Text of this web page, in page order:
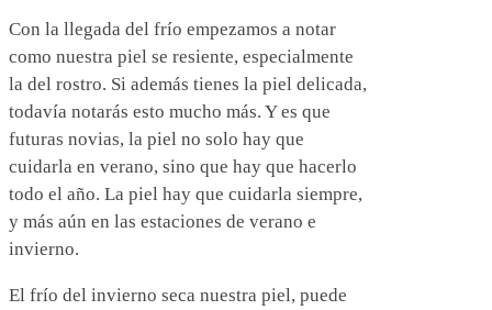
Con la llegada del frío empezamos a notar
como nuestra piel se resiente, especialmente
la del rostro. Si además tienes la piel delicada,
todavía notarás esto mucho más. Y es que
futuras novias, la piel no solo hay que
cuidarla en verano, sino que hay que hacerlo
todo el año. La piel hay que cuidarla siempre,
y más aún en las estaciones de verano e
invierno.
El frío del invierno seca nuestra piel, puede